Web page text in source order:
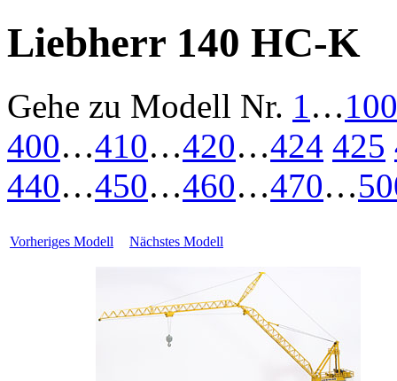
Liebherr 140 HC-K
Gehe zu Modell Nr. 1…100
400…410…420…424 425
440…450…460…470…
Vorheriges Modell Nächstes Modell